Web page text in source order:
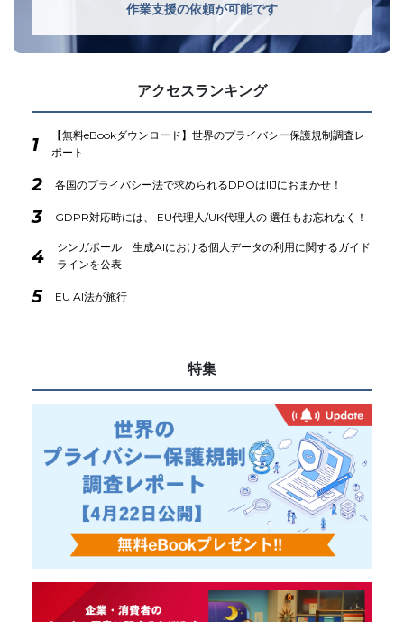
作業支援の依頼が可能です
アクセスランキング
1
【無料eBookダウンロード】世界のプライバシー保護規制調査レ
ポート
2 各国のプライバシー法で求められるDPOはIIJにおまかせ！
3 GDPR対応時には、 EU代理人/UK代理人の 選任もお忘れなく！
4
シンガポール 生成AIにおける個人データの利用に関するガイド
ラインを公表
5 EU AI法が施行
特集